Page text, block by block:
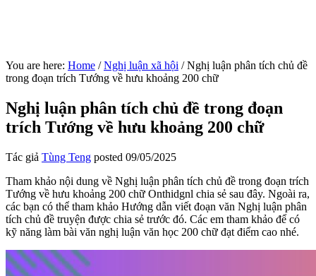
You are here: Home / Nghị luận xã hội /Nghị luận phân tích chủ đề
trong đoạn trích Tướng về hưu khoảng 200 chữ
Nghị luận phân tích chủ đề trong đoạn
trích Tướng về hưu khoảng 200 chữ
Tác giả Tùng Teng posted 09/05/2025
Tham khảo nội dung về Nghị luận phân tích chủ đề trong đoạn trích
Tướng về hưu khoảng 200 chữ Onthidgnl chia sẻ sau đây. Ngoài ra,
các bạn có thể tham khảo Hướng dẫn viết đoạn văn Nghị luận phân
tích chủ đề truyện được chia sẻ trước đó. Các em tham khảo để có
kỹ năng làm bài văn nghị luận văn học 200 chữ đạt điểm cao nhé.